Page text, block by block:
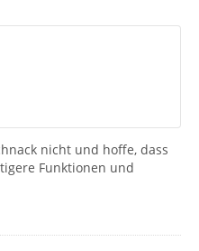
nicht und hoffe, dass
Funktionen und